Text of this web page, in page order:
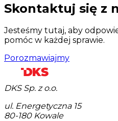
Skontaktuj się z
Jesteśmy tutaj, aby
pomóc w każdej sprawie.
Porozmawiajmy
DKS Sp. z o.o.
ul. Energetyczna 15
80-180 Kowale